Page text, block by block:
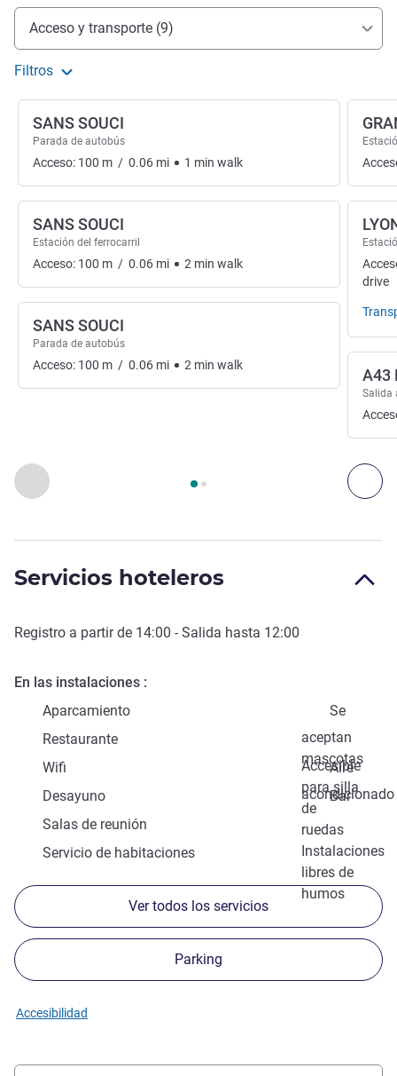
Acceso y transporte
Acceso y transporte (9)
Filtros
Anterior - Acceso y transporte
Página , Acceso y transporte 1 :, Acceso y transporte 2 :
SANS SOUCI
Parada de autobús
Acceso: 100 m / 0.06 mi 1 min walk
SANS SOUCI
Estación del ferrocarril
Acceso: 100 m / 0.06 mi 2 min walk
SANS SOUCI
Parada de autobús
Acceso: 100 m / 0.06 mi 2 min walk
drive
A43
Salida
Servicios hoteleros
Registro a partir de 14:00 - Salida hasta 12:00
En las instalaciones
Aparcamiento
Se
aceptan
mascotas
Restaurante
Accesible
para silla
de
ruedas
Wifi
Aire
acondicionado
Desayuno
Bar
Salas de reunión
Instalaciones
libres de
humos
Servicio de habitaciones
Ver todos los servicios
Parking
Accesibilidad